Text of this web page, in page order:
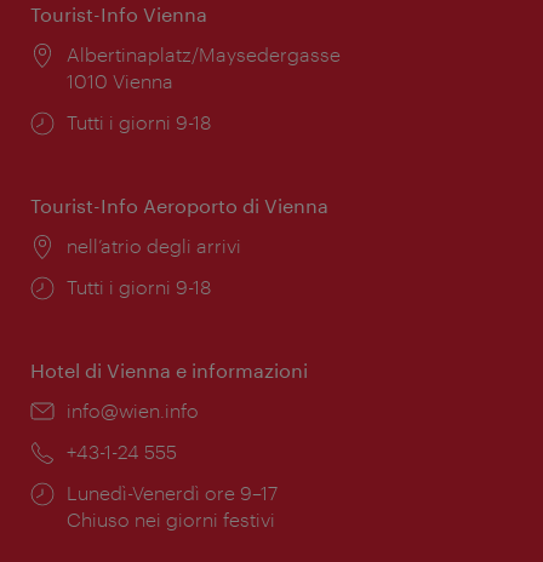
Tourist-Info Vienna
Posizione:
Albertinaplatz/Maysedergasse
1010 Vienna
Orari
Tutti i giorni 9-18
Tourist-Info Aeroporto di Vienna
Posizione:
nell’atrio degli arrivi
Orari
Tutti i giorni 9-18
Hotel di Vienna e informazioni
Email:
info@wien.info
Telefono:
+43-1-24 555
Orari
di
Lunedì-Venerdì ore 9–17
Chiuso nei giorni festivi